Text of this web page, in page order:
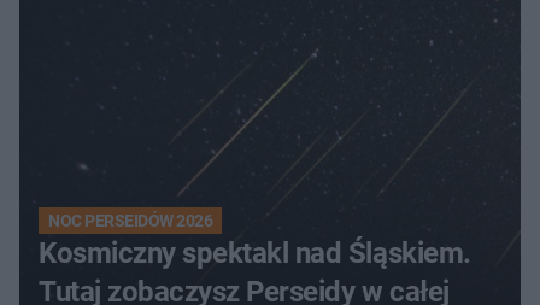
NOC PERSEIDÓW 2026
Kosmiczny spektakl nad Śląskiem.
Tutaj zobaczysz Perseidy w całej